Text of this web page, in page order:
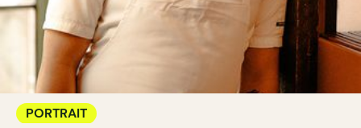
PORTRAIT